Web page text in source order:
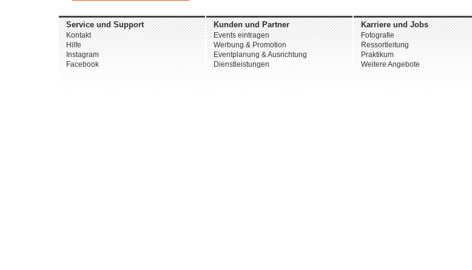
Service und Support
Kontakt
Hilfe
Instagram
Facebook
Kunden und Partner
Events eintragen
Werbung & Promotion
Eventplanung & Ausrichtung
Dienstleistungen
Karriere und Jobs
Fotografie
Ressortleitung
Praktikum
Weitere Angebote